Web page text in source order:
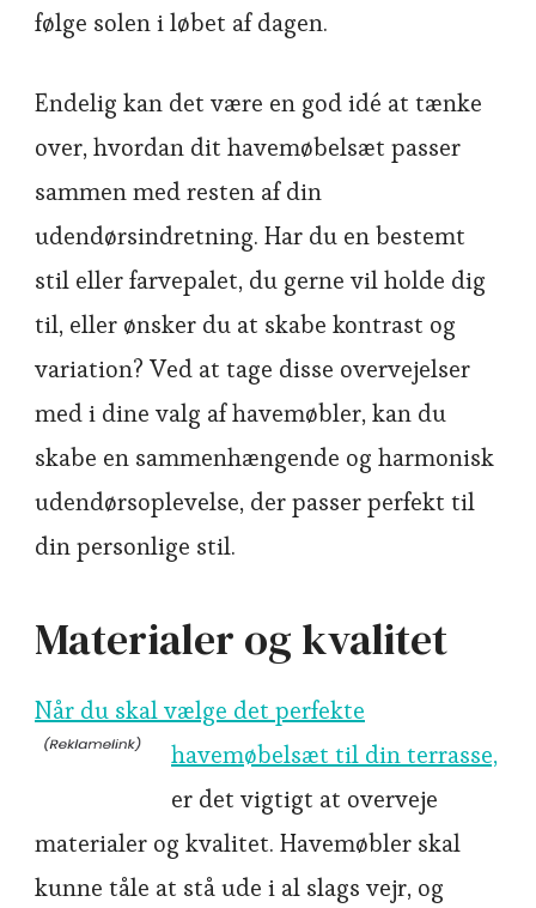
følge solen i løbet af dagen.
Endelig kan det være en god idé at tænke
over, hvordan dit havemøbelsæt passer
sammen med resten af din
udendørsindretning. Har du en bestemt
stil eller farvepalet, du gerne vil holde dig
til, eller ønsker du at skabe kontrast og
variation? Ved at tage disse overvejelser
med i dine valg af havemøbler, kan du
skabe en sammenhængende og harmonisk
udendørsoplevelse, der passer perfekt til
din personlige stil.
Materialer og kvalitet
Når du skal vælge det perfekte
havemøbelsæt til din terrasse,
er det vigtigt at overveje
materialer og kvalitet. Havemøbler skal
kunne tåle at stå ude i al slags vejr, og